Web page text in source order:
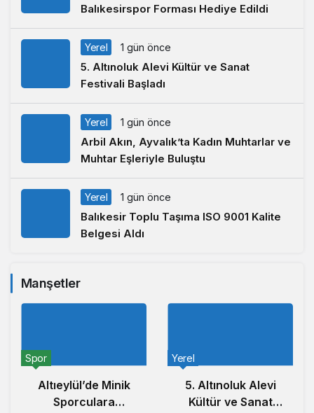
Balıkesirspor Forması Hediye Edildi
Yerel 1 gün önce
5. Altınoluk Alevi Kültür ve Sanat
Festivali Başladı
Yerel 1 gün önce
Arbil Akın, Ayvalık’ta Kadın Muhtarlar ve
Muhtar Eşleriyle Buluştu
Yerel 1 gün önce
Balıkesir Toplu Taşıma ISO 9001 Kalite
Belgesi Aldı
Manşetler
Spor
Altıeylül’de Minik
Sporculara
Yerel
5. Altınoluk Alevi
Kültür ve Sanat